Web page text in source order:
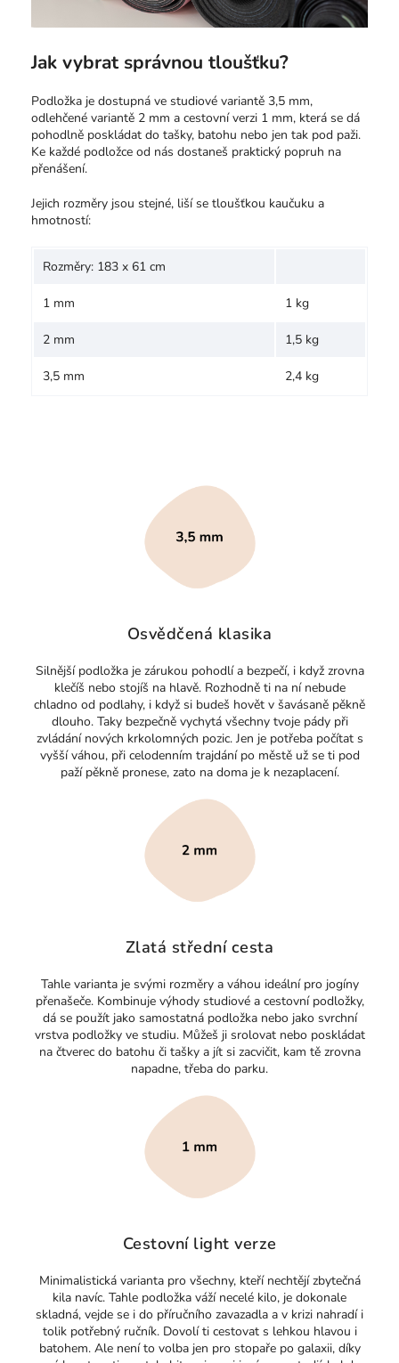
Jak vybrat správnou tloušťku?
Podložka je dostupná ve studiové variantě 3,5 mm,
odlehčené variantě 2 mm a cestovní verzi 1 mm, která se dá
pohodlně poskládat do tašky, batohu nebo jen tak pod paži.
Ke každé podložce od nás dostaneš praktický popruh na
přenášení.
Jejich rozměry jsou stejné, liší se tloušťkou kaučuku a
hmotností:
Rozměry: 183 x 61 cm
1 mm 1 kg
2 mm 1,5 kg
3,5 mm 2,4 kg
Osvědčená klasika
Silnější podložka je zárukou pohodlí a bezpečí, i když zrovna
klečíš nebo stojíš na hlavě. Rozhodně ti na ní nebude
chladno od podlahy, i když si budeš hovět v šavásaně pěkně
dlouho. Taky bezpečně vychytá všechny tvoje pády při
zvládání nových krkolomných pozic. Jen je potřeba počítat s
vyšší váhou, při celodenním trajdání po městě už se ti pod
paží pěkně pronese, zato na doma je k nezaplacení.
Zlatá střední cesta
Tahle varianta je svými rozměry a váhou ideální pro jogíny
přenašeče. Kombinuje výhody studiové a cestovní podložky,
dá se použít jako samostatná podložka nebo jako svrchní
vrstva podložky ve studiu. Můžeš ji srolovat nebo poskládat
na čtverec do batohu či tašky a jít si zacvičit, kam tě zrovna
napadne, třeba do parku.
Cestovní light verze
Minimalistická varianta pro všechny, kteří nechtějí zbytečná
kila navíc. Tahle podložka váží necelé kilo, je dokonale
skladná, vejde se i do příručního zavazadla a v krizi nahradí i
tolik potřebný ručník. Dovolí ti cestovat s lehkou hlavou i
batohem. Ale není to volba jen pro stopaře po galaxii, díky